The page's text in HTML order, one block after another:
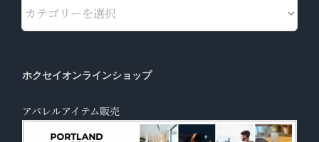
Category
ホクセイオンラインショップ
アパレルアイテム販売